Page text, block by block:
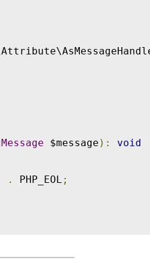
$message ):
void
. PHP_EOL ;